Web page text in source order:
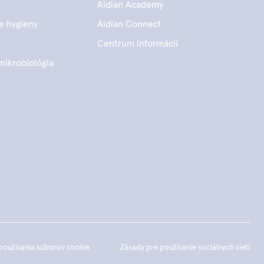
hygieny
Aidian Academy
Aidian Connect
Centrum informácií
súborov cookie Zásady pre používanie sociálnych sietí